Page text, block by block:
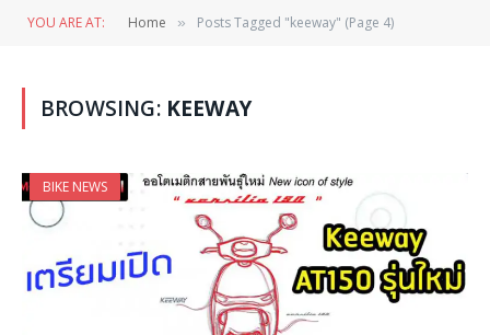
YOU ARE AT: Home » Posts Tagged "keeway" (Page 4)
BROWSING: KEEWAY
BIKE NEWS